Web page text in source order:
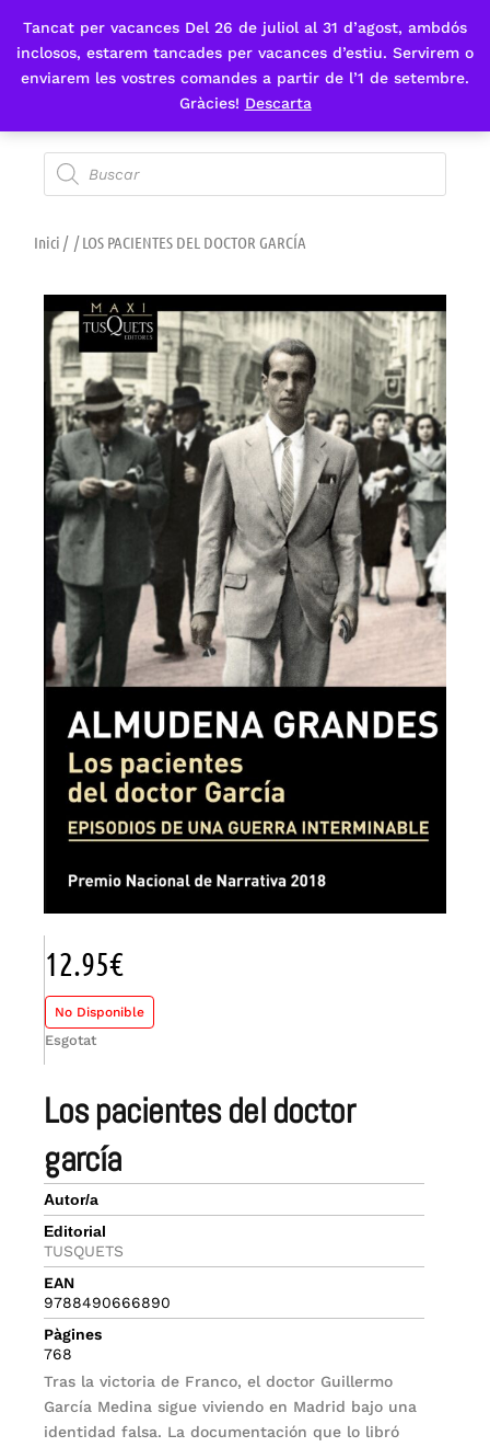
Tancat per vacances Del 26 de juliol al 31 d’agost, ambdós
inclosos, estarem tancades per vacances d’estiu. Servirem o
enviarem les vostres comandes a partir de l’1 de setembre.
Gràcies! Descarta
Fes-te'n sòcia
Inici / / LOS PACIENTES DEL DOCTOR GARCÍA
los pacientes del doctor
garcía
Autor/a
Editorial
TUSQUETS
EAN
9788490666890
Pàgines
768
Tras la victoria de Franco, el doctor Guillermo
García Medina sigue viviendo en Madrid bajo una
identidad falsa. La documentación que lo libró
12.95€
No Disponible
Esgotat